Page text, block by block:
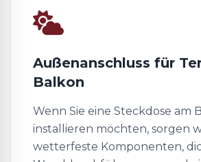
Außenanschluss für
Balkon
Wenn Sie eine Steckdose am
installieren möchten, sorgen
wetterfeste Komponenten,